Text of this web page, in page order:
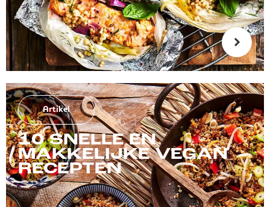
Artikel
10 SNELLE EN
MAKKELIJKE VEGAN
RECEPTEN